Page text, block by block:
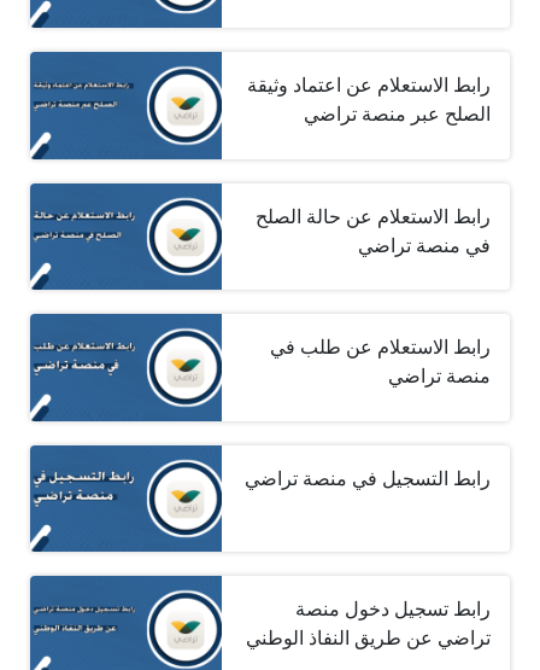
رابط الاستعلام عن اعتماد وثيقة
الصلح عبر منصة تراضي
رابط الاستعلام عن حالة الصلح
في منصة تراضي
رابط الاستعلام عن طلب في
منصة تراضي
رابط التسجيل في منصة تراضي
رابط تسجيل دخول منصة
تراضي عن طريق النفاذ الوطني